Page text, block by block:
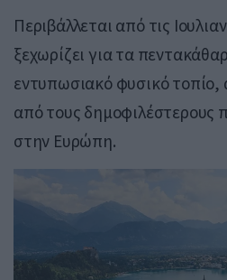
Περιβάλλεται από τις
ξεχωρίζει για τα
εντυπωσιακό φυσικό
από τους δημοφιλέστερους
στην Ευρώπη.